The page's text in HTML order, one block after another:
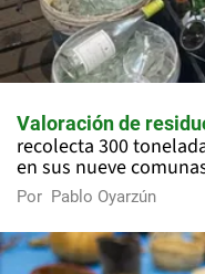
Valoración de
recolecta 300
en sus nueve
Por Pablo Oyarzún